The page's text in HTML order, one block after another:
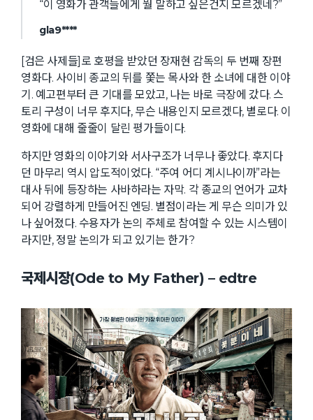
“이 영화가 관객들에게 뭘 말하고 싶은건지 모르겠네?”
gla9****
[검은 사제들]로 호평을 받았던 장재현 감독의 두 번째 장편
영화다. 사이비 종교의 뒤를 쫓는 목사와 한 소녀에 대한 이야
기. 예고편부터 큰 기대를 모았고, 나는 바로 극장에 갔다. 스
토리 구성이 너무 후지다, 무슨 내용인지 모르겠다, 별로다. 이
영화에 대해 줄줄이 달린 평가들이다.
하지만 영화의 이야기와 서사구조가 너무나 좋았다. 후지다
던 마무리 역시 압도적이었다. “주여 어디 계시나이까”라는
대사 뒤에 등장하는 사바하라는 자막. 각 종교의 언어가 교차
되어 강렬하게 만들어진 엔딩. 별점이라는 게 무슨 의미가 있
나 싶어졌다. 수용자가 논의 주체로 참여할 수 있는 시스템이
라지만, 정말 논의가 되고 있기는 한가?
국제시장(Ode to My Father) – edtre